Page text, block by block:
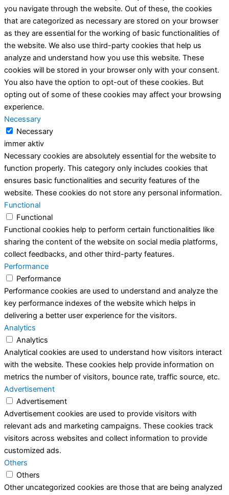
you navigate through the website. Out of these, the cookies
that are categorized as necessary are stored on your browser
as they are essential for the working of basic functionalities of
the website. We also use third-party cookies that help us
analyze and understand how you use this website. These
cookies will be stored in your browser only with your consent.
You also have the option to opt-out of these cookies. But
opting out of some of these cookies may affect your browsing
experience.
Necessary
Necessary
immer aktiv
Necessary cookies are absolutely essential for the website to
function properly. This category only includes cookies that
ensures basic functionalities and security features of the
website. These cookies do not store any personal information.
Functional
Functional
Functional cookies help to perform certain functionalities like
sharing the content of the website on social media platforms,
collect feedbacks, and other third-party features.
Performance
Performance
Performance cookies are used to understand and analyze the
key performance indexes of the website which helps in
delivering a better user experience for the visitors.
Analytics
Analytics
Analytical cookies are used to understand how visitors interact
with the website. These cookies help provide information on
metrics the number of visitors, bounce rate, traffic source, etc.
Advertisement
Advertisement
Advertisement cookies are used to provide visitors with
relevant ads and marketing campaigns. These cookies track
visitors across websites and collect information to provide
customized ads.
Others
Others
Other uncategorized cookies are those that are being analyzed